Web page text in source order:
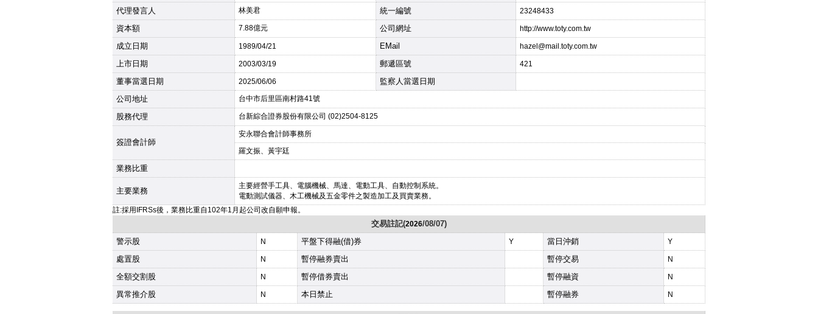
代理發言人 林美君 統一編號 23248433
資本額 7.88億元 公司網址 http://www.toty.com.tw
成立日期 1989/04/21 EMail hazel@mail.toty.com.tw
上市日期 2003/03/19 郵遞區號 421
董事當選日期 2025/06/06
監察人當選日期
公司地址
台中市后里區南村路41號
股務代理 台新綜合證券股份有限公司 (02)2504-8125
簽證會計師
安永聯合會計師事務所
羅文振、黃宇廷
業務比重
主要業務
主要經營手工具、電腦機械、馬達、電動工具、自動控制系統。
電動測試儀器、木工機械及五金零件之製造加工及買賣業務。
註:採用IFRSs後，業務比重自102年1月起公司改自願申報。
交易註記(2026/08/07)
警示股
N 平盤下得融(借)券 Y 當日沖銷 Y
處置股 N 暫停融券賣出 暫停交易 N
全額交割股 N 暫停借券賣出 暫停融資 N
異常推介股 N 本日禁止 暫停融券 N